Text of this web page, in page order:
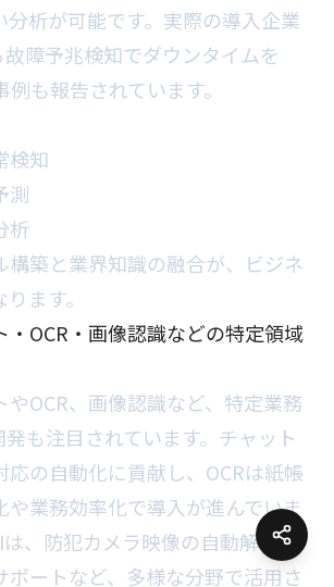
分析が可能です。実際の導入企業
障予兆検知でダウンタイムを
も報告されています。
検知
測
析
構築と業界知識の融合が、ビジネ
ます。
・OCR・画像認識などの特定領域
やOCR、画像認識など、特定業務
も注目されています。チャット
応の自動化に貢献し、OCRは紙帳
や業務効率化で導入が進んでいま
、防犯カメラ映像の自動解析や
ポートなど、多様な分野で活用さ